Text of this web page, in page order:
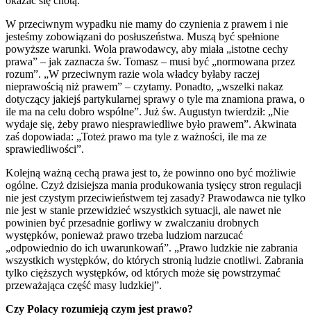
W przeciwnym wypadku nie mamy do czynienia z prawem i nie
jesteśmy zobowiązani do posłuszeństwa. Muszą być spełnione
powyższe warunki. Wola prawodawcy, aby miała „istotne cechy
prawa” – jak zaznacza św. Tomasz – musi być „normowana przez
rozum”. „W przeciwnym razie wola władcy byłaby raczej
nieprawością niż prawem” – czytamy. Ponadto, „wszelki nakaz
dotyczący jakiejś partykularnej sprawy o tyle ma znamiona prawa, o
ile ma na celu dobro wspólne”. Już św. Augustyn twierdził: „Nie
wydaje się, żeby prawo niesprawiedliwe było prawem”. Akwinata
zaś dopowiada: „Toteż prawo ma tyle z ważności, ile ma ze
sprawiedliwości”.
Kolejną ważną cechą prawa jest to, że powinno ono być możliwie
ogólne. Czyż dzisiejsza mania produkowania tysięcy stron regulacji
nie jest czystym przeciwieństwem tej zasady? Prawodawca nie tylko
nie jest w stanie przewidzieć wszystkich sytuacji, ale nawet nie
powinien być przesadnie gorliwy w zwalczaniu drobnych
występków, ponieważ prawo trzeba ludziom narzucać
„odpowiednio do ich uwarunkowań”. „Prawo ludzkie nie zabrania
wszystkich występków, do których stronią ludzie cnotliwi. Zabrania
tylko cięższych występków, od których może się powstrzymać
przeważająca część masy ludzkiej”.
Czy Polacy rozumieją czym jest prawo?